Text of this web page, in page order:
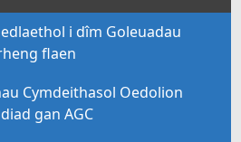
i dîm Goleuadau
flaen
Cymdeithasol Oedolion
gan AGC